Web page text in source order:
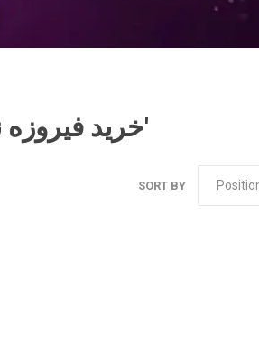
Products tagged with 'خرید فیروزه نیشابور'
SORT BY